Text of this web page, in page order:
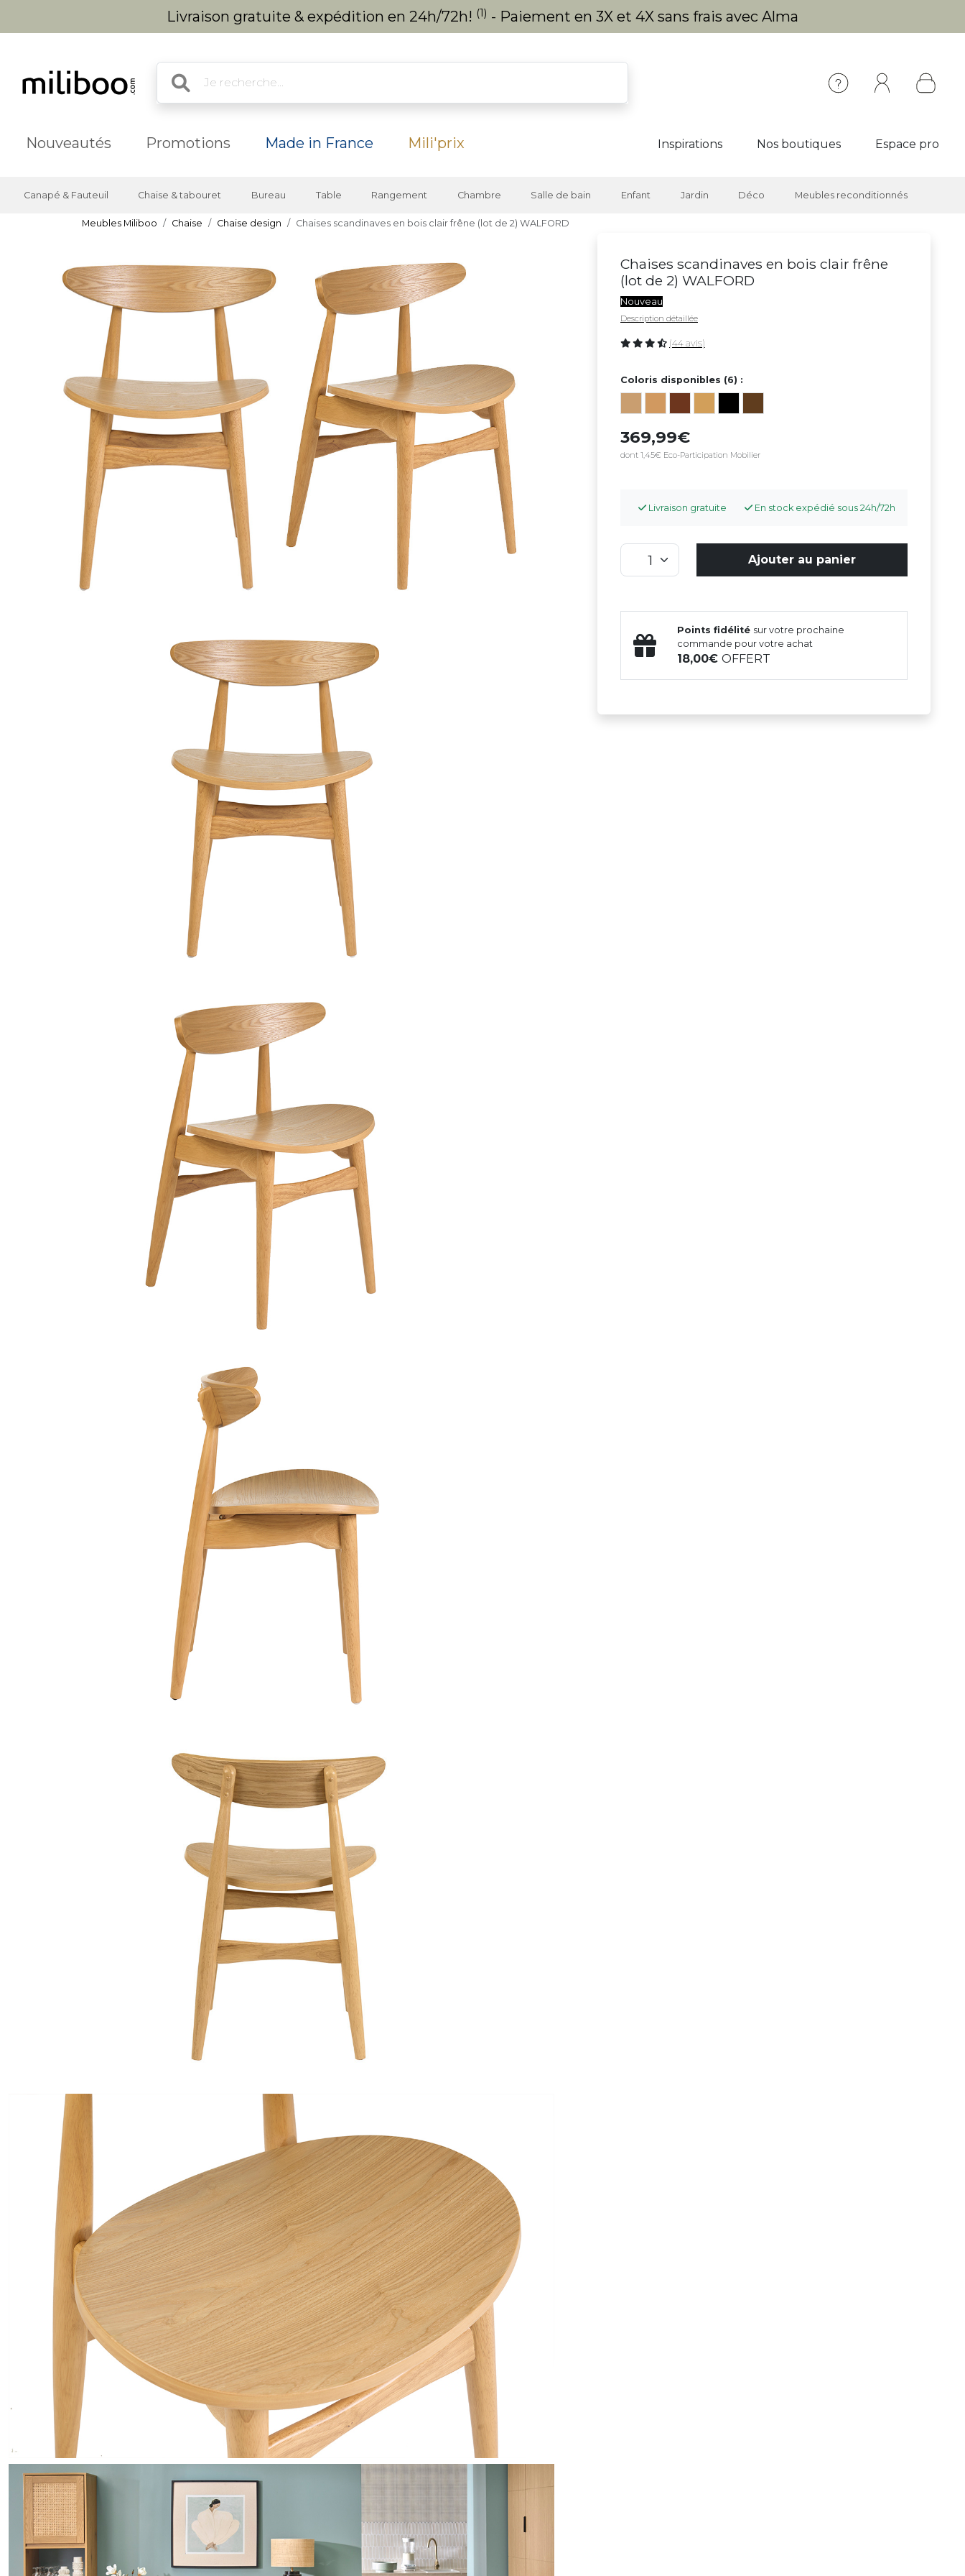
Livraison gratuite & expédition en 24h/72h! (1) - Paiement en 3X et 4X sans frais avec Alma
Nouveautés Promotions Made in France Mili'prix Inspirations Nos boutiques Espace pro
Canapé & Fauteuil Chaise & tabouret Bureau Table Rangement Chambre Salle de bain Enfant Jardin Déco Meubles reconditionnés
Meubles Miliboo Chaise Chaise design Chaises scandinaves en bois clair frêne (lot de 2) WALFORD
Chaises scandinaves en bois clair frêne
(lot de 2) WALFORD
Nouveau
Description détaillée
(44 avis)
Coloris disponibles (6) :
369,99
dont 1,45€ Eco-Participation Mobilier
Livraison gratuite En stock expédié sous 24h/72h
Ajouter au panier
Points fidélité sur votre prochaine
commande pour votre achat
18,00OFFERT